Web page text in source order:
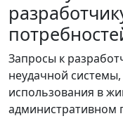
Запросы к
неудачной
использования в
административном